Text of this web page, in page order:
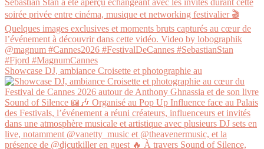
Showcase DJ, ambiance Croisette et photographie au